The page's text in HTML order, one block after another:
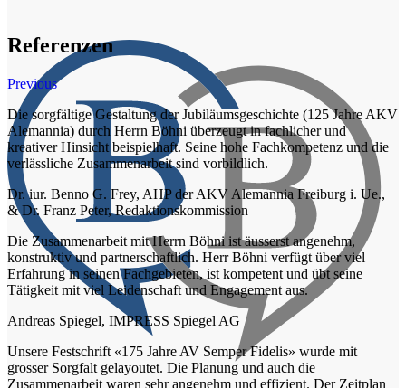
Referenzen
Previous
Die sorgfältige Gestaltung der Jubiläumsgeschichte (125 Jahre AKV
Alemannia) durch Herrn Böhni überzeugt in fachlicher und
kreativer Hinsicht beispielhaft. Seine hohe Fachkompetenz und die
verlässliche Zusammenarbeit sind vorbildlich.
Dr. iur. Benno G. Frey, AHP der AKV Alemannia Freiburg i. Ue.,
& Dr. Franz Peter, Redaktionskommission
Die Zusammenarbeit mit Herrn Böhni ist äusserst angenehm,
konstruktiv und partnerschaftlich. Herr Böhni verfügt über viel
Erfahrung in seinen Fachgebieten, ist kompetent und übt seine
Tätigkeit mit viel Leidenschaft und Engagement aus.
Andreas Spiegel, IMPRESS Spiegel AG
Unsere Festschrift «175 Jahre AV Semper Fidelis» wurde mit
grosser Sorgfalt gelayoutet. Die Planung und auch die
Zusammenarbeit waren sehr angenehm und effizient. Der Zeitplan